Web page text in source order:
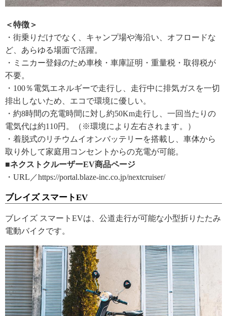
＜特徴＞
・街乗りだけでなく、キャンプ場や海沿い、オフロードな
ど、あらゆる場面で活躍。
・ミニカー登録のため車検・車庫証明・重量税・取得税が
不要。
・100％電気エネルギーで走行し、走行中に排気ガスを一切
排出しないため、エコで環境に優しい。
・約8時間の充電時間に対し約50Km走行し、一回当たりの
電気代は約110円。（※環境により左右されます。）
・着脱式のリチウムイオンバッテリーを搭載し、車体から
取り外して家庭用コンセントからの充電が可能。
■ネクストクルーザーEV商品ページ
・URL／https://portal.blaze-inc.co.jp/nextcruiser/
ブレイズ スマートEV
ブレイズ スマートEVは、公道走行が可能な小型折りたたみ
電動バイクです。